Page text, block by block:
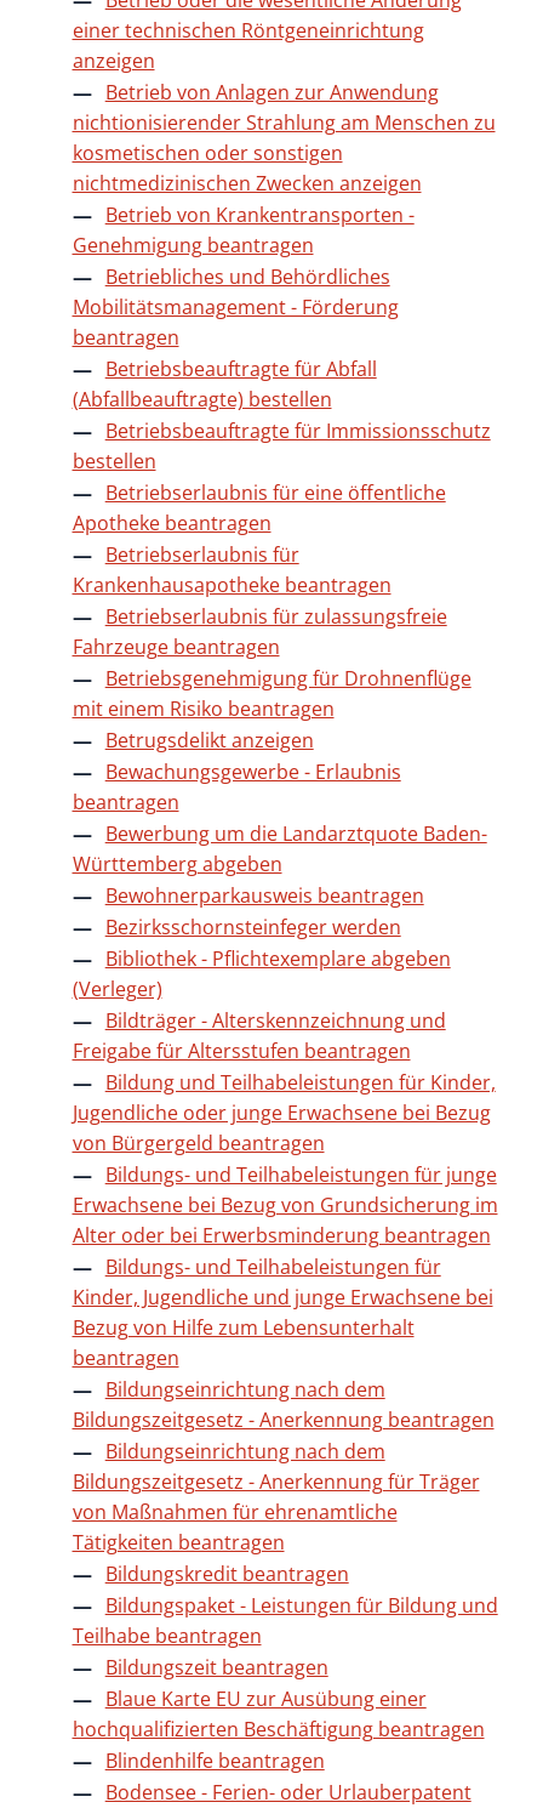
einer technischen Röntgeneinrichtung
anzeigen
Betrieb von Anlagen zur Anwendung
nichtionisierender Strahlung am Menschen zu
kosmetischen oder sonstigen
nichtmedizinischen Zwecken anzeigen
Betrieb von Krankentransporten -
Genehmigung beantragen
Betriebliches und Behördliches
Mobilitätsmanagement - Förderung
beantragen
Betriebsbeauftragte für Abfall
(Abfallbeauftragte) bestellen
Betriebsbeauftragte für Immissionsschutz
bestellen
Betriebserlaubnis für eine öffentliche
Apotheke beantragen
Betriebserlaubnis für
Krankenhausapotheke beantragen
Betriebserlaubnis für zulassungsfreie
Fahrzeuge beantragen
Betriebsgenehmigung für Drohnenflüge
mit einem Risiko beantragen
Betrugsdelikt anzeigen
Bewachungsgewerbe - Erlaubnis
beantragen
Bewerbung um die Landarztquote Baden-
Württemberg abgeben
Bewohnerparkausweis beantragen
Bezirksschornsteinfeger werden
Bibliothek - Pflichtexemplare abgeben
(Verleger)
Bildträger - Alterskennzeichnung und
Freigabe für Altersstufen beantragen
Bildung und Teilhabeleistungen für Kinder,
Jugendliche oder junge Erwachsene bei Bezug
von Bürgergeld beantragen
Bildungs- und Teilhabeleistungen für junge
Erwachsene bei Bezug von Grundsicherung im
Alter oder bei Erwerbsminderung beantragen
Bildungs- und Teilhabeleistungen für
Kinder, Jugendliche und junge Erwachsene bei
Bezug von Hilfe zum Lebensunterhalt
beantragen
Bildungseinrichtung nach dem
Bildungszeitgesetz - Anerkennung beantragen
Bildungseinrichtung nach dem
Bildungszeitgesetz - Anerkennung für Träger
von Maßnahmen für ehrenamtliche
Tätigkeiten beantragen
Bildungskredit beantragen
Bildungspaket - Leistungen für Bildung und
Teilhabe beantragen
Bildungszeit beantragen
Blaue Karte EU zur Ausübung einer
hochqualifizierten Beschäftigung beantragen
Blindenhilfe beantragen
Bodensee - Ferien- oder Urlauberpatent